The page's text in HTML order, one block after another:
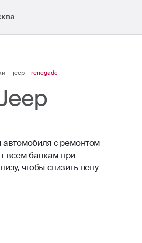
jeep renegade
автомобиля с ремонтом
всем банкам при
чтобы снизить цену